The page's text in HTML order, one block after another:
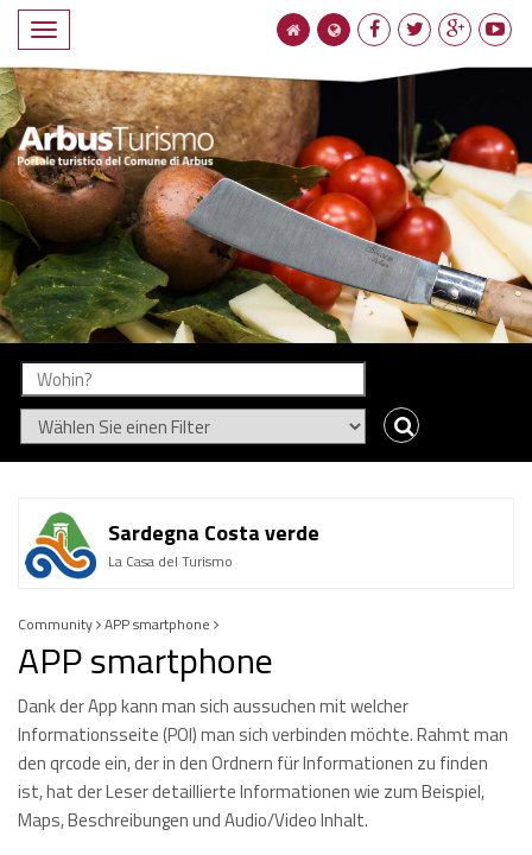
Compact
navigation
Sardegna Costa verde
La Casa del Turismo
Community APP smartphone
APP smartphone
Dank der App kann man sich aussuchen mit welcher
Informationsseite (POI) man sich verbinden möchte. Rahmt man
den qrcode ein, der in den Ordnern für Informationen zu finden
ist, hat der Leser detaillierte Informationen wie zum Beispiel,
Maps, Beschreibungen und Audio/Video Inhalt.